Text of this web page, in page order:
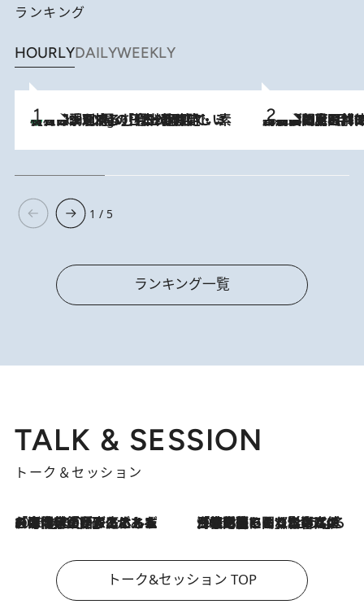
ランキング
HOURLYDAILYWEEKLY
3 Hours Ago
【大分・別府】「今一番おいしい食材を調理する」1日2組限定・ミシュラン2ツ星の日本料理店で、素材と四季を愉しむ極上の時間 2026.8.8
「最後に見られてよかった」上野動物園の東園パンダ舎が解体前に特別公開。8月16日まで延長されたパネル展と共に辿る“半世紀”のパンダ飼育《解体工事の図面あり》
1 / 5
ランキング一覧
TALK & SESSION
トーク＆セッション
2026.8.3
「今後値上げがあるとすれば…」「リスクがあるのは今年の冬」エネルギー専門家が語る、ホルムズ海峡封鎖が家庭にもたらす“ある心配” 2026.8.3
「住宅建てられない…」「サーチャージ料の高値が続いている」ホルムズ海峡封鎖による影響はいつまで続く？《エネルギー専門家に聞く“どうなる日本の暮らし”》
トーク&セッション TOP